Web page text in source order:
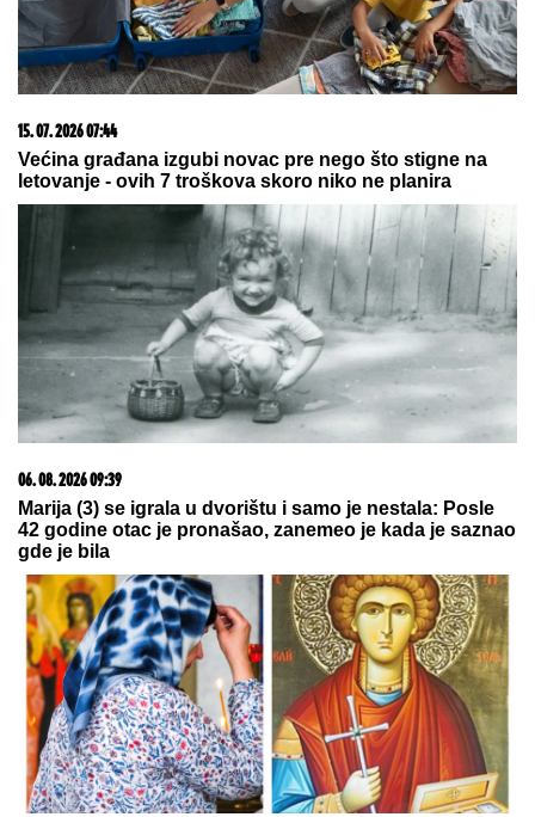
TEŽAK UDARAC ZA ZELENSKOG: UHarkovskoj
(FOTO) "MAJA SVE PLAĆA"Asmin
priznao šta se dešava nakon
rijalitija, ne odvaja se od
Marinkovićeve: Priznali kakav im je
odnos nakon skandala
Nevreme samo što nije grunulo!
Ovaj deo Srbije prvi na udaru, a evo
kad se vraćaju paklene vrućine
by Aklamator
09. 08. 2026 06:26
Da li deca nasleđuju otpornost na stres? Evo šta kaže
nauka